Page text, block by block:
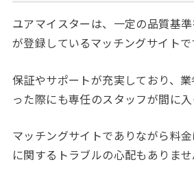
ユアマイスターは、一定の品質基
が登録しているマッチングサイトで
保証やサポートが充実しており、
った際にも専任のスタッフが間に入
マッチングサイトでありながら料
に関するトラブルの心配もありませ